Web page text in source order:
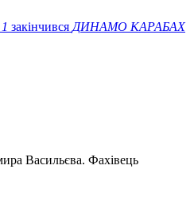
1 закінчився ДИНАМО КАРАБАХ
Васильєва. Фахівець